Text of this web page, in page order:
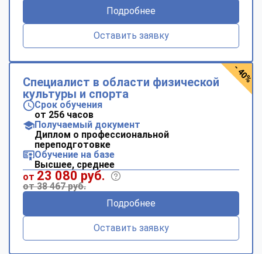
Подробнее
Оставить заявку
Специалист в области физической
культуры и спорта
Срок обучения
от 256 часов
Получаемый документ
Диплом о профессиональной
переподготовке
Обучение на базе
Высшее, среднее
от 23 080 руб.
от 38 467 руб.
Подробнее
Оставить заявку
- 40%